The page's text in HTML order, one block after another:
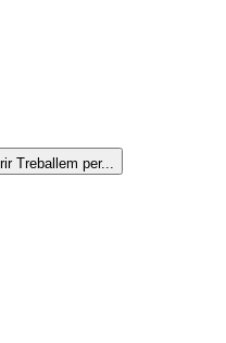
Treballem per...